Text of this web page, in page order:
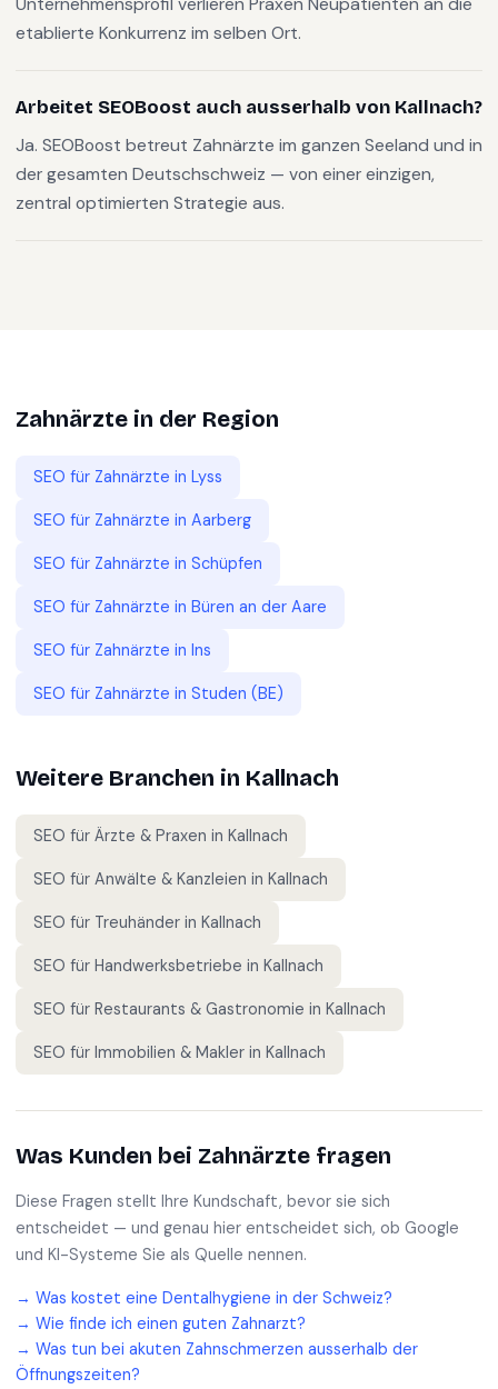
etablierte Konkurrenz im selben Ort.
Arbeitet SEOBoost auch ausserhalb von Kallnach?
Ja. SEOBoost betreut Zahnärzte im ganzen Seeland und in
der gesamten Deutschschweiz — von einer einzigen,
zentral optimierten Strategie aus.
Zahnärzte in der Region
SEO für Zahnärzte in Lyss
SEO für Zahnärzte in Aarberg
SEO für Zahnärzte in Schüpfen
SEO für Zahnärzte in Büren an der Aare
SEO für Zahnärzte in Ins
SEO für Zahnärzte in Studen (BE)
Weitere Branchen in Kallnach
SEO für Ärzte & Praxen in Kallnach
SEO für Anwälte & Kanzleien in Kallnach
SEO für Treuhänder in Kallnach
SEO für Handwerksbetriebe in Kallnach
SEO für Restaurants & Gastronomie in Kallnach
SEO für Immobilien & Makler in Kallnach
Was Kunden bei Zahnärzte fragen
Diese Fragen stellt Ihre Kundschaft, bevor sie sich
entscheidet — und genau hier entscheidet sich, ob Google
und KI-Systeme Sie als Quelle nennen.
→ Was kostet eine Dentalhygiene in der Schweiz?
→ Wie finde ich einen guten Zahnarzt?
→ Was tun bei akuten Zahnschmerzen ausserhalb der
Öffnungszeiten?